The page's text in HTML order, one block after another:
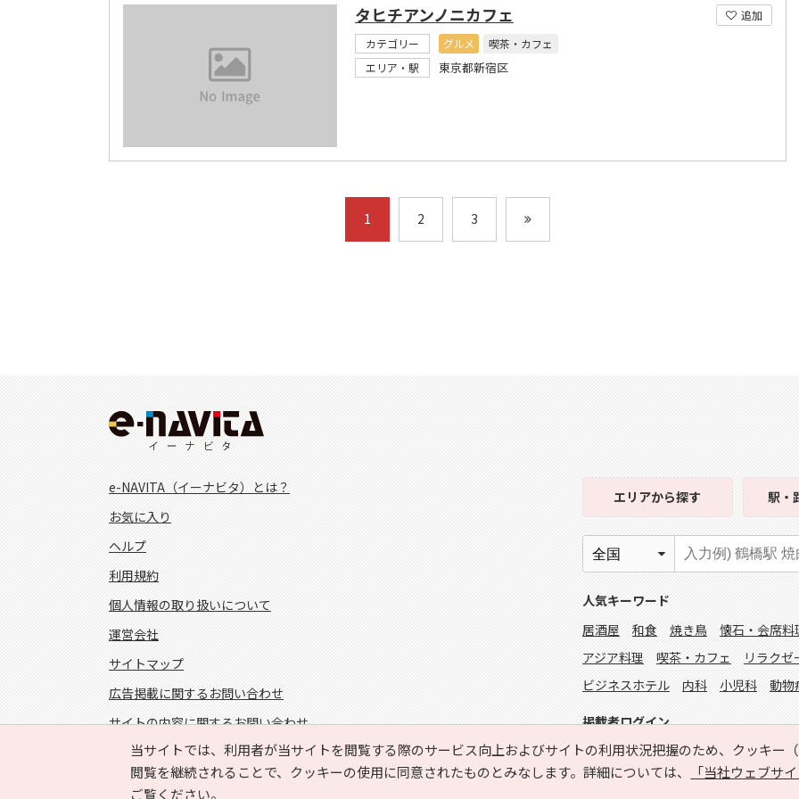
追加
タヒチアンノニカフェ
カテゴリー グルメ
喫茶・カフェ
エリア・駅
東京都新宿区
1 2 3
当サイトでは、利用者が当サイトを閲覧する際のサービス向上およびサイトの利用状況把握のため、クッキー
閲覧を継続されることで、クッキーの使用に同意されたものとみなします。詳細については、
「当社ウェブサ
ご覧ください。
e-NAVITA（イーナビタ）とは？
お気に入り
ヘルプ
利用規約
個人情報の取り扱いについて
運営会社
サイトマップ
広告掲載に関するお問い合わせ
サイトの内容に関するお問い合わせ
エリアから探す 駅・
人気キーワード
居酒屋
和食 焼き鳥 懐石・会席料
アジア料理
喫茶・カフェ リラクゼ
ビジネスホテル
内科 小児科 動物
掲載者ログイン
FOLLOW US!